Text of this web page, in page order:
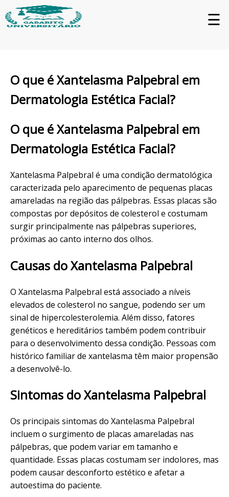
☰
O que é Xantelasma Palpebral em
Dermatologia Estética Facial?
O que é Xantelasma Palpebral em
Dermatologia Estética Facial?
Xantelasma Palpebral é uma condição dermatológica
caracterizada pelo aparecimento de pequenas placas
amareladas na região das pálpebras. Essas placas são
compostas por depósitos de colesterol e costumam
surgir principalmente nas pálpebras superiores,
próximas ao canto interno dos olhos.
Causas do Xantelasma Palpebral
O Xantelasma Palpebral está associado a níveis
elevados de colesterol no sangue, podendo ser um
sinal de hipercolesterolemia. Além disso, fatores
genéticos e hereditários também podem contribuir
para o desenvolvimento dessa condição. Pessoas com
histórico familiar de xantelasma têm maior propensão
a desenvolvê-lo.
Sintomas do Xantelasma Palpebral
Os principais sintomas do Xantelasma Palpebral
incluem o surgimento de placas amareladas nas
pálpebras, que podem variar em tamanho e
quantidade. Essas placas costumam ser indolores, mas
podem causar desconforto estético e afetar a
autoestima do paciente.